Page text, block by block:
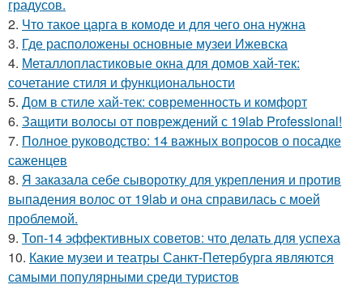
градусов.
2. Что такое царга в комоде и для чего она нужна
3. Где расположены основные музеи Ижевска
4. Металлопластиковые окна для домов хай-тек:
сочетание стиля и функциональности
5. Дом в стиле хай-тек: современность и комфорт
6. Защити волосы от повреждений с 19lab Professional!
7. Полное руководство: 14 важных вопросов о посадке
саженцев
8. Я заказала себе сыворотку для укрепления и против
выпадения волос от 19lab и она справилась с моей
проблемой.
9. Топ-14 эффективных советов: что делать для успеха
10. Какие музеи и театры Санкт-Петербурга являются
самыми популярными среди туристов